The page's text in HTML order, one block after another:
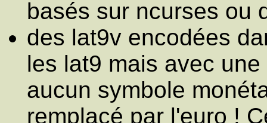
basés sur ncurses ou
des lat9v encodées
les lat9 mais avec
aucun symbole
remplacé par l'euro !